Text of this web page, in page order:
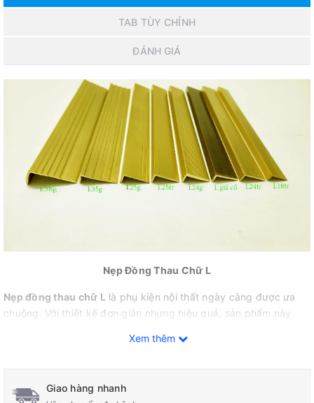
TAB TÙY CHỈNH
ĐÁNH GIÁ
Nẹp Đồng Thau Chữ L
Nẹp đồng thau chữ L là phụ kiện nội thất ngày càng được ưa
chuộng. Với thiết kế đơn giản nhưng hiệu quả, sản phẩm này
như lát sàn gỗ, sàn nhựa, ốp tường, và cầu thang.
Công Dụng
Xem thêm
Giao hàng nhanh